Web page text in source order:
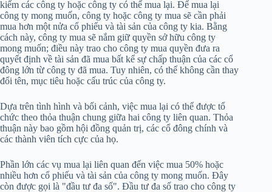
kiếm các công ty hoặc công ty có thể mua lại. Để mua lại
công ty mong muốn, công ty hoặc công ty mua sẽ cần phải
mua hơn một nửa cổ phiếu và tài sản của công ty kia. Bằng
cách này, công ty mua sẽ nắm giữ quyền sở hữu công ty
mong muốn; điều này trao cho công ty mua quyền đưa ra
quyết định về tài sản đã mua bất kể sự chấp thuận của các cổ
đông lớn từ công ty đã mua. Tuy nhiên, có thể không cần thay
đổi tên, mục tiêu hoặc cấu trúc của công ty.
Dựa trên tình hình và bối cảnh, việc mua lại có thể được tổ
chức theo thỏa thuận chung giữa hai công ty liên quan. Thỏa
thuận này bao gồm hội đồng quản trị, các cổ đông chính và
các thành viên tích cực của họ.
Phần lớn các vụ mua lại liên quan đến việc mua 50% hoặc
nhiều hơn cổ phiếu và tài sản của công ty mong muốn. Đây
còn được gọi là "đầu tư đa số". Đầu tư đa số trao cho công ty